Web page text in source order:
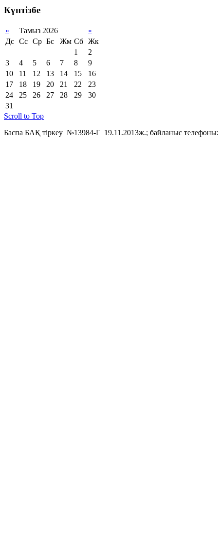
Күнтізбе
« Тамыз 2026
»
Дс Сс Ср Бс Жм Сб Жк
1
2
3
4 5 6 7 8
9
10
11 12 13 14 15
16
17
18 19 20 21 22
23
24
25 26 27 28 29
30
31
Scroll to Top
Баспа БАҚ тіркеу №13984-Г 19.11.2013ж.; байланыс